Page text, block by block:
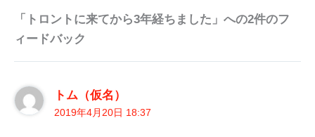
「トロントに来てから3年経ちました」への2件のフ
ィードバック
トム（仮名）
2019年4月20日 18:37